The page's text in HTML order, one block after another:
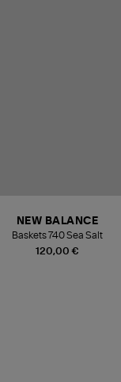
120,00 €
NEW BALANCE
Baskets 740 Sea Salt